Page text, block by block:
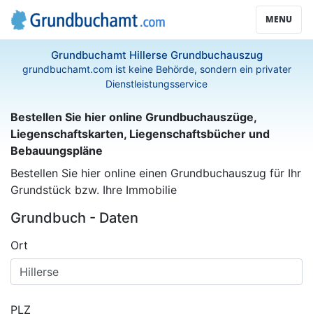
MENU
Grundbuchamt Hillerse Grundbuchauszug
grundbuchamt.com ist keine Behörde, sondern ein privater
Dienstleistungsservice
Bestellen Sie hier online Grundbuchauszüge,
Liegenschaftskarten, Liegenschaftsbücher und
Bebauungspläne
Bestellen Sie hier online einen Grundbuchauszug für Ihr
Grundstück bzw. Ihre Immobilie
Grundbuch - Daten
Ort
PLZ